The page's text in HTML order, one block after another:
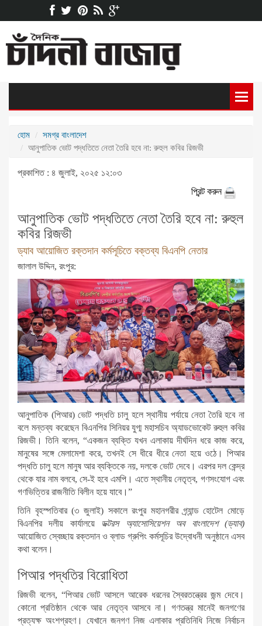
হোম
সমগ্র বাংলাদেশ
আনুপাতিক ভোট পদ্ধতিতে নেতা তৈরি হবে না: রুহুল কবির রিজভী
প্রকাশিত : ৪ জুলাই, ২০২৫ ১২:০৩
প্রিন্ট করুন
আনুপাতিক ভোট পদ্ধতিতে নেতা তৈরি হবে না: রুহুল
কবির রিজভী
ড্যাব আয়োজিত রক্তদান কর্মসূচিতে বক্তব্য বিএনপি নেতার
জালাল উদ্দিন, রংপুর:
আনুপাতিক (পিআর) ভোট পদ্ধতি চালু হলে স্থানীয় পর্যায়ে নেতা তৈরি হবে না
বলে মন্তব্য করেছেন বিএনপির সিনিয়র যুগ্ম মহাসচিব অ্যাডভোকেট রুহুল কবির
রিজভী। তিনি বলেন, “একজন ব্যক্তি যখন এলাকায় দীর্ঘদিন ধরে কাজ করে,
মানুষের সঙ্গে মেলামেশা করে, তখনই সে ধীরে ধীরে নেতা হয়ে ওঠে। পিআর
পদ্ধতি চালু হলে মানুষ আর ব্যক্তিকে নয়, দলকে ভোট দেবে। এরপর দল কেন্দ্র
থেকে যার নাম বলবে, সে-ই হবে এমপি। এতে স্থানীয় নেতৃত্ব, গণসংযোগ এবং
গণভিত্তির রাজনীতি বিলীন হয়ে যাবে।”
তিনি বৃহস্পতিবার (৩ জুলাই) সকালে রংপুর মহানগরীর গ্র্যান্ড হোটেল মোড়ে
বিএনপির দলীয় কার্যালয়ে
ডক্টরস অ্যাসোসিয়েশন অব বাংলাদেশ (ড্যাব)
আয়োজিত স্বেচ্ছায় রক্তদান ও ব্লাড গ্রুপিং কর্মসূচির উদ্বোধনী অনুষ্ঠানে এসব
কথা বলেন।
পিআর পদ্ধতির বিরোধিতা
রিজভী বলেন, “পিআর ভোট আসলে আরেক ধরনের স্বৈরতন্ত্রের জন্ম দেবে।
কোনো প্রতিষ্ঠান থেকে আর নেতৃত্ব আসবে না। গণতন্ত্র মানেই জনগণের
প্রত্যক্ষ অংশগ্রহণ। যেখানে জনগণ নিজ এলাকার প্রতিনিধি নিজে নির্বাচন